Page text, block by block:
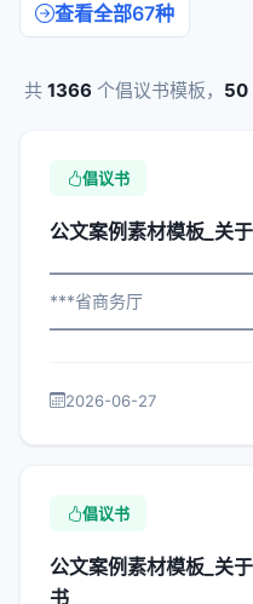
查看全部67种
共 1366 个倡议书模板， 50
倡议书
公文案例素材模板_关
***省商务厅
市关于推进档案规范化号召
2026-06-27
倡议书
公文案例素材模板_关
书